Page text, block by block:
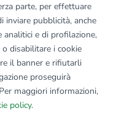
parte, per effettuare
inviare pubblicità, anche
analitici e di profilazione,
o disabilitare i cookie
il banner e rifiutarli
proseguirà
maggiori informazioni,
policy.